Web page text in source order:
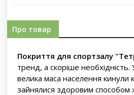
Про товар
Покриття для спортзалу
тренд, а скоріше
велика маса населення кинули
зайнялися здоровим способом